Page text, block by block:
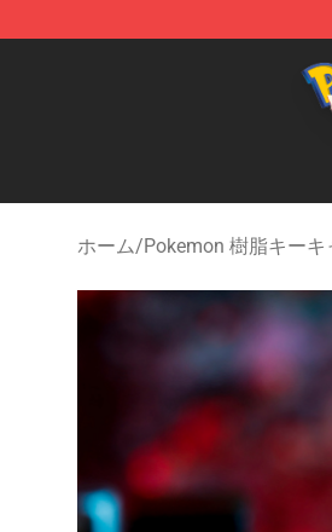
Pokemon Keycap Shop -
ホーム/Pokemon 樹脂キーキ